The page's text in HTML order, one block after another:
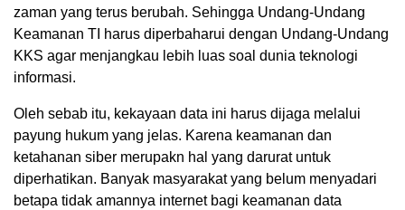
zaman yang terus berubah. Sehingga Undang-Undang
Keamanan TI harus diperbaharui dengan Undang-Undang
KKS agar menjangkau lebih luas soal dunia teknologi
informasi.
Oleh sebab itu, kekayaan data ini harus dijaga melalui
payung hukum yang jelas. Karena keamanan dan
ketahanan siber merupakn hal yang darurat untuk
diperhatikan. Banyak masyarakat yang belum menyadari
betapa tidak amannya internet bagi keamanan data